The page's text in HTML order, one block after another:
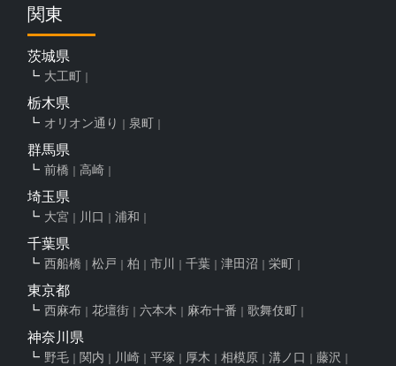
関東
茨城県
大工町
栃木県
オリオン通り 泉町
群馬県
前橋 高崎
埼玉県
大宮 川口 浦和
千葉県
西船橋 松戸 柏 市川 千葉 津田沼 栄町
東京都
西麻布 花壇街 六本木 麻布十番 歌舞伎町
神奈川県
野毛 関内 川崎 平塚 厚木 相模原 溝ノ口 藤沢